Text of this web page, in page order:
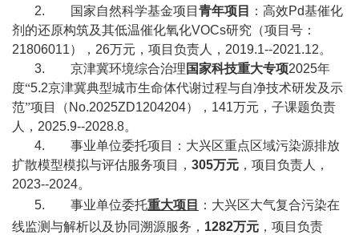
作
流
2.
国家自然科学基金项目 青年项目 ：高效Pd基催化
剂的还原构筑及其低温催化氧化VOCs研究（项目号：
21806011）， 26万元，项目负责人， 2019.1--2021.12。
3.
京津冀环境综合治理 国家科技重大专项2025年
度“5.2京津冀典型城市生命体代谢过程与自净技术研发及示
范”项目（ No.2025ZD1204204）， 141万元，子课题负责
人， 2025.9--2028.8。
4.
事业单位委托项目：大兴区重点区域污染源排放
扩散模型模拟与评估服务项目， 305万元 ，项目负责人，
2023--2024。
5.
事业单位委托重大项目
：大兴区大气复合污染在
线监测与解析以及协同溯源服务， 1282万元 ，项目负责